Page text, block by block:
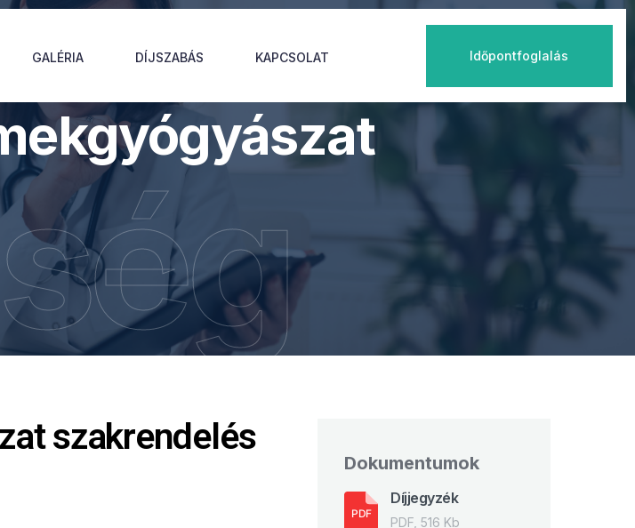
GALÉRIA DÍJSZABÁS KAPCSOLAT Időpontfoglalás
szakrendelés
Dokumentumok
Díjjegyzék
PDF, 516 Kb